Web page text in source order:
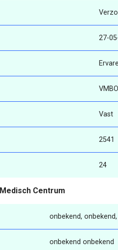
27-
Vast
2541
24
Centrum
onbekend,
onbekend onbekend